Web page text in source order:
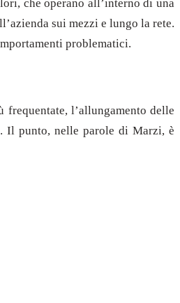
che operano all’interno di una
sui mezzi e lungo la rete.
problematici.
l’allungamento delle
Il punto, nelle parole di Marzi, è